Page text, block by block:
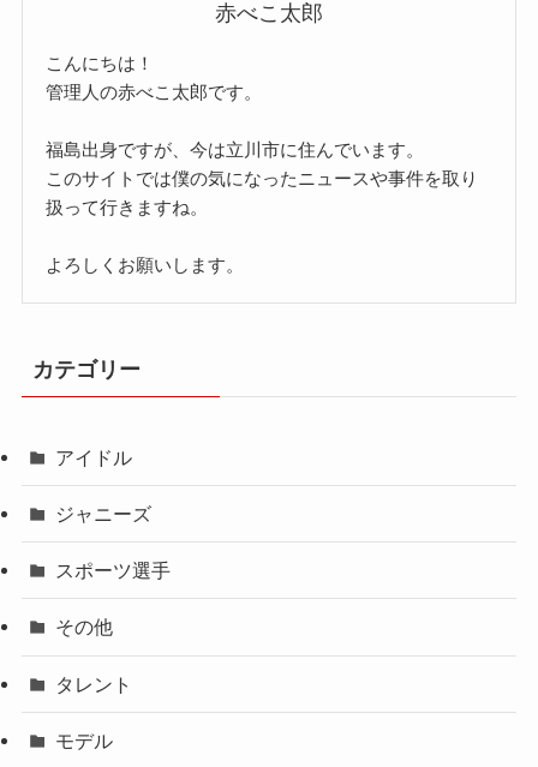
赤べこ太郎
こんにちは！
管理人の赤べこ太郎です。
福島出身ですが、今は立川市に住んでいます。
このサイトでは僕の気になったニュースや事件を取り
扱って行きますね。
よろしくお願いします。
カテゴリー
アイドル
ジャニーズ
スポーツ選手
その他
タレント
モデル